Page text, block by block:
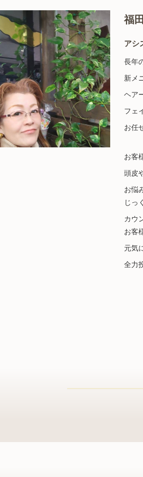
福
アシ
長年
新メ
ヘア
フェ
お任
お客
頭皮
お悩
じっ
カウ
お客
元気
全力